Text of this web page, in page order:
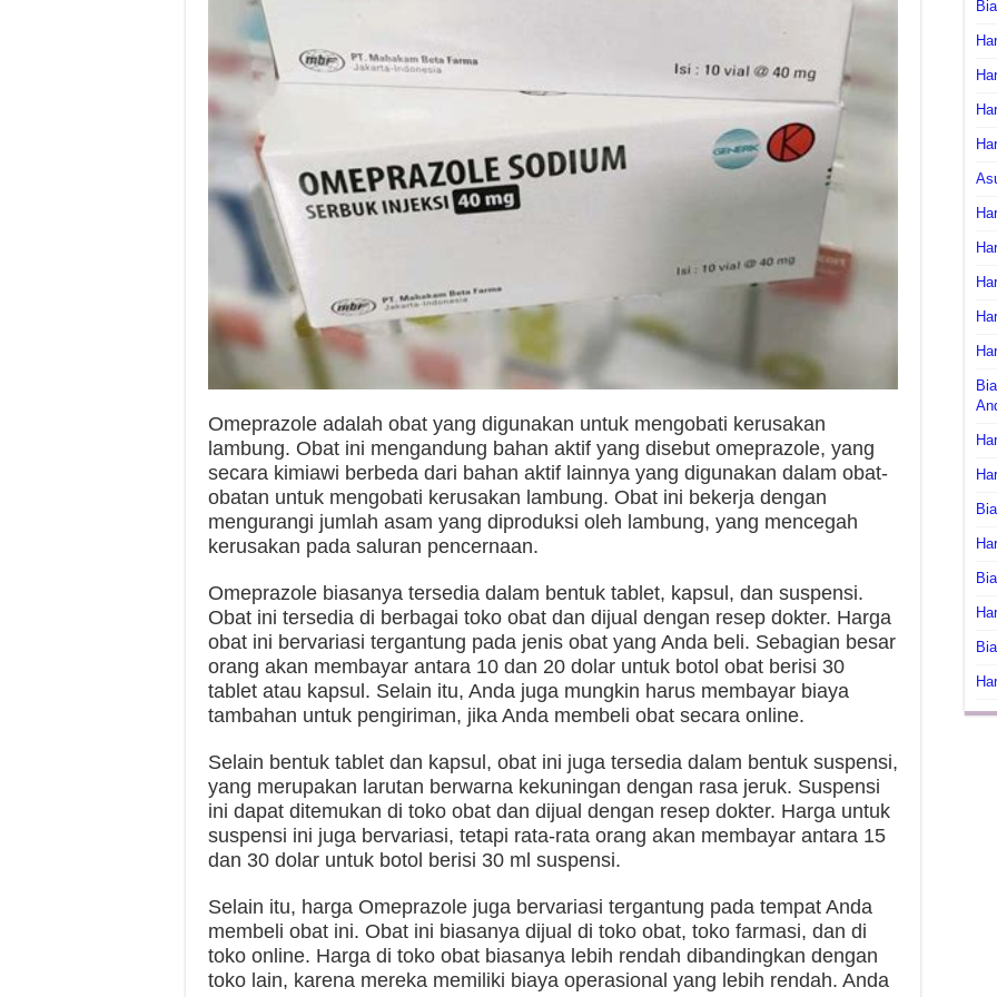
Omeprazole adalah obat yang digunakan untuk mengobati kerusakan
lambung. Obat ini mengandung bahan aktif yang disebut omeprazole, yang
secara kimiawi berbeda dari bahan aktif lainnya yang digunakan dalam obat-
obatan untuk mengobati kerusakan lambung. Obat ini bekerja dengan
mengurangi jumlah asam yang diproduksi oleh lambung, yang mencegah
kerusakan pada saluran pencernaan.
Omeprazole biasanya tersedia dalam bentuk tablet, kapsul, dan suspensi.
Obat ini tersedia di berbagai toko obat dan dijual dengan resep dokter. Harga
obat ini bervariasi tergantung pada jenis obat yang Anda beli. Sebagian besar
orang akan membayar antara 10 dan 20 dolar untuk botol obat berisi 30
tablet atau kapsul. Selain itu, Anda juga mungkin harus membayar biaya
tambahan untuk pengiriman, jika Anda membeli obat secara online.
Selain bentuk tablet dan kapsul, obat ini juga tersedia dalam bentuk suspensi,
yang merupakan larutan berwarna kekuningan dengan rasa jeruk. Suspensi
ini dapat ditemukan di toko obat dan dijual dengan resep dokter. Harga untuk
suspensi ini juga bervariasi, tetapi rata-rata orang akan membayar antara 15
dan 30 dolar untuk botol berisi 30 ml suspensi.
Selain itu, harga Omeprazole juga bervariasi tergantung pada tempat Anda
membeli obat ini. Obat ini biasanya dijual di toko obat, toko farmasi, dan di
toko online. Harga di toko obat biasanya lebih rendah dibandingkan dengan
toko lain, karena mereka memiliki biaya operasional yang lebih rendah. Anda